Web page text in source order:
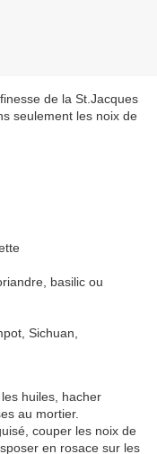
de la St.Jacques
seulement les noix de
basilic ou
Sichuan,
huiles, hacher
au mortier.
couper les noix de
en rosace sur les